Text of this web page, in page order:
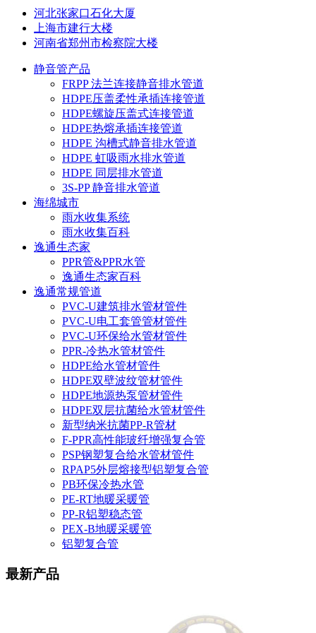
河北张家口石化大厦
上海市建行大楼
河南省郑州市检察院大楼
静音管产品
FRPP 法兰连接静音排水管道
HDPE压盖柔性承插连接管道
HDPE螺旋压盖式连接管道
HDPE热熔承插连接管道
HDPE 沟槽式静音排水管道
HDPE 虹吸雨水排水管道
HDPE 同层排水管道
3S-PP 静音排水管道
海绵城市
雨水收集系统
雨水收集百科
逸通生态家
PPR管&PPR水管
逸通生态家百科
逸通常规管道
PVC-U建筑排水管材管件
PVC-U电工套管管材管件
PVC-U环保给水管材管件
PPR-冷热水管材管件
HDPE给水管材管件
HDPE双壁波纹管材管件
HDPE地源热泵管材管件
HDPE双层抗菌给水管材管件
新型纳米抗菌PP-R管材
F-PPR高性能玻纤增强复合管
PSP钢塑复合给水管材管件
RPAP5外层熔接型铝塑复合管
PB环保冷热水管
PE-RT地暖采暖管
PP-R铝塑稳态管
PEX-B地暖采暖管
铝塑复合管
最新产品